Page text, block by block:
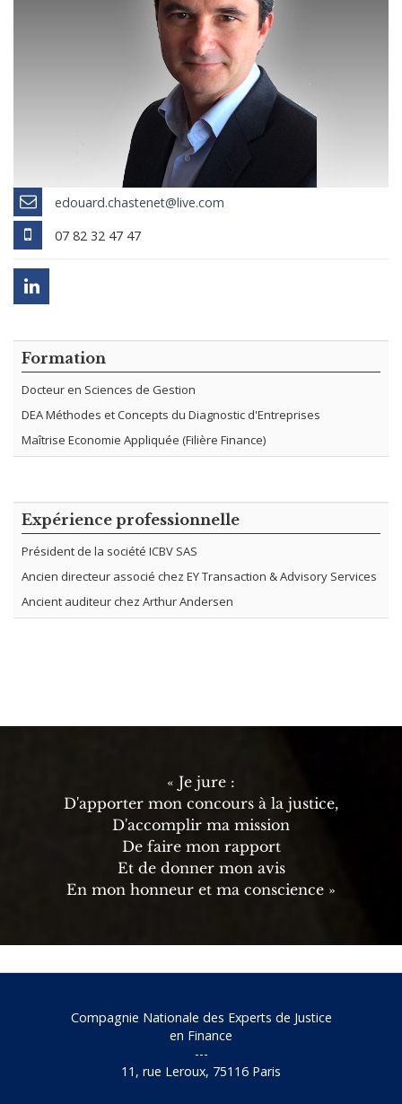
edouard.chastenet@live.com
07 82 32 47 47
Formation
Docteur en Sciences de Gestion
DEA Méthodes et Concepts du Diagnostic d'Entreprises
Maîtrise Economie Appliquée (Filière Finance)
Expérience professionnelle
Président de la société ICBV SAS
Ancien directeur associé chez EY Transaction & Advisory Services
Ancient auditeur chez Arthur Andersen
« Je jure :
D'apporter mon concours à la justice,
D'accomplir ma mission
De faire mon rapport
Et de donner mon avis
En mon honneur et ma conscience »
Compagnie Nationale des Experts de Justice
en Finance
---
11, rue Leroux, 75116 Paris